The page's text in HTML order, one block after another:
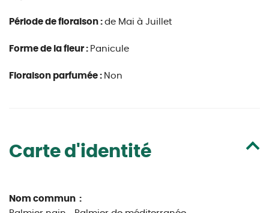
Période de floraison : de Mai à Juillet
Forme de la fleur : Panicule
Floraison parfumée : Non
Carte d'identité
Nom commun :